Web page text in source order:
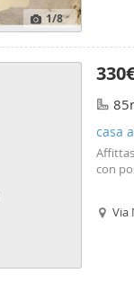
1/8
casa
con
Via